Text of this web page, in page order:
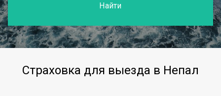
Найти
Страховка для выезда в Непал